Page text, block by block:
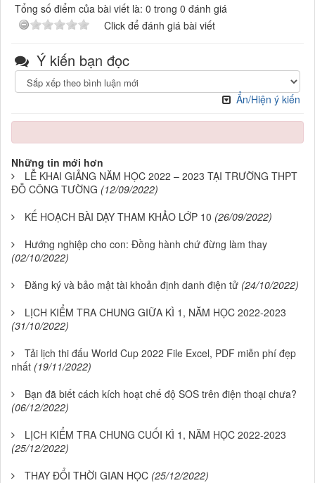
Tổng số điểm của bài viết là: 0 trong 0 đánh giá
Click để đánh giá bài viết
Ý kiến bạn đọc
Ẩn/Hiện ý kiến
Những tin mới hơn
LỄ KHAI GIẢNG NĂM HỌC 2022 – 2023 TẠI TRƯỜNG THPT
ĐỖ CÔNG TƯỜNG (12/09/2022)
KẾ HOẠCH BÀI DẠY THAM KHẢO LỚP 10 (26/09/2022)
Hướng nghiệp cho con: Đồng hành chứ đừng làm thay
(02/10/2022)
Đăng ký và bảo mật tài khoản định danh điện tử (24/10/2022)
LỊCH KIỂM TRA CHUNG GIỮA KÌ 1, NĂM HỌC 2022-2023
(31/10/2022)
Tải lịch thi đấu World Cup 2022 File Excel, PDF miễn phí đẹp
nhất (19/11/2022)
Bạn đã biết cách kích hoạt chế độ SOS trên điện thoại chưa?
(06/12/2022)
LỊCH KIỂM TRA CHUNG CUỐI KÌ 1, NĂM HỌC 2022-2023
(25/12/2022)
THAY ĐỔI THỜI GIAN HỌC (25/12/2022)